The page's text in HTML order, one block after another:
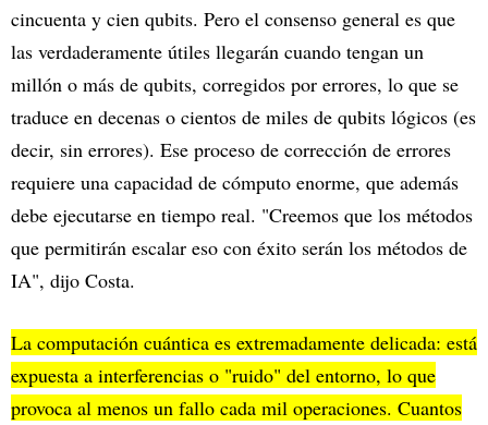
cincuenta y cien qubits. Pero el consenso general es que
las verdaderamente útiles llegarán cuando tengan un
millón o más de qubits, corregidos por errores, lo que se
traduce en decenas o cientos de miles de qubits lógicos (es
decir, sin errores). Ese proceso de corrección de errores
requiere una capacidad de cómputo enorme, que además
debe ejecutarse en tiempo real. "Creemos que los métodos
que permitirán escalar eso con éxito serán los métodos de
IA", dijo Costa.
La computación cuántica es extremadamente delicada: está
expuesta a interferencias o "ruido" del entorno, lo que
provoca al menos un fallo cada mil operaciones. Cuantos